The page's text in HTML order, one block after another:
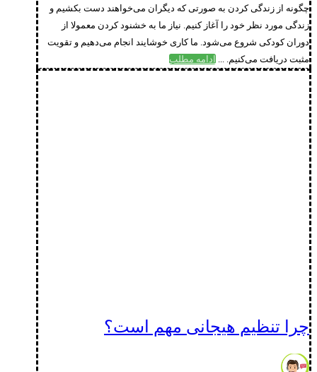
چگونه از زندگی کردن به صورتی که دیگران می‌خواهند دست بکشیم و
زندگی مورد نظر خود را آغاز کنیم. نیاز ما به خشنود کردن معمولا از
دوران کودکی شروع می‌شود. ما کاری خوشایند انجام می‌دهیم و تقویت
مثبت دریافت می‌کنیم. ...
ادامه مطلب
چرا تنظیم هیجانی مهم است؟